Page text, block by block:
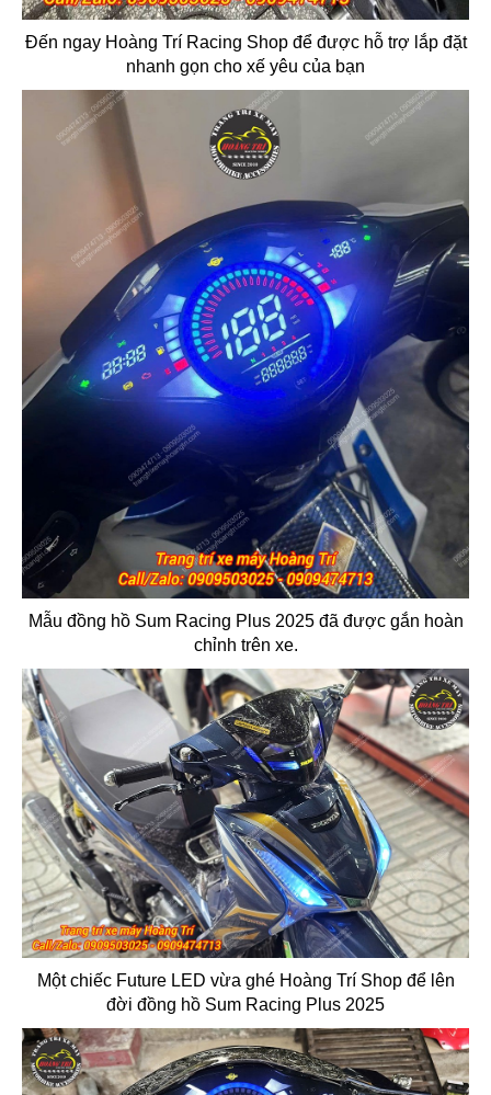
Đến ngay Hoàng Trí Racing Shop để được hỗ trợ lắp đặt
nhanh gọn cho xế yêu của bạn
Mẫu đồng hồ Sum Racing Plus 2025 đã được gắn hoàn
chỉnh trên xe.
Một chiếc Future LED vừa ghé Hoàng Trí Shop để lên
đời đồng hồ Sum Racing Plus 2025